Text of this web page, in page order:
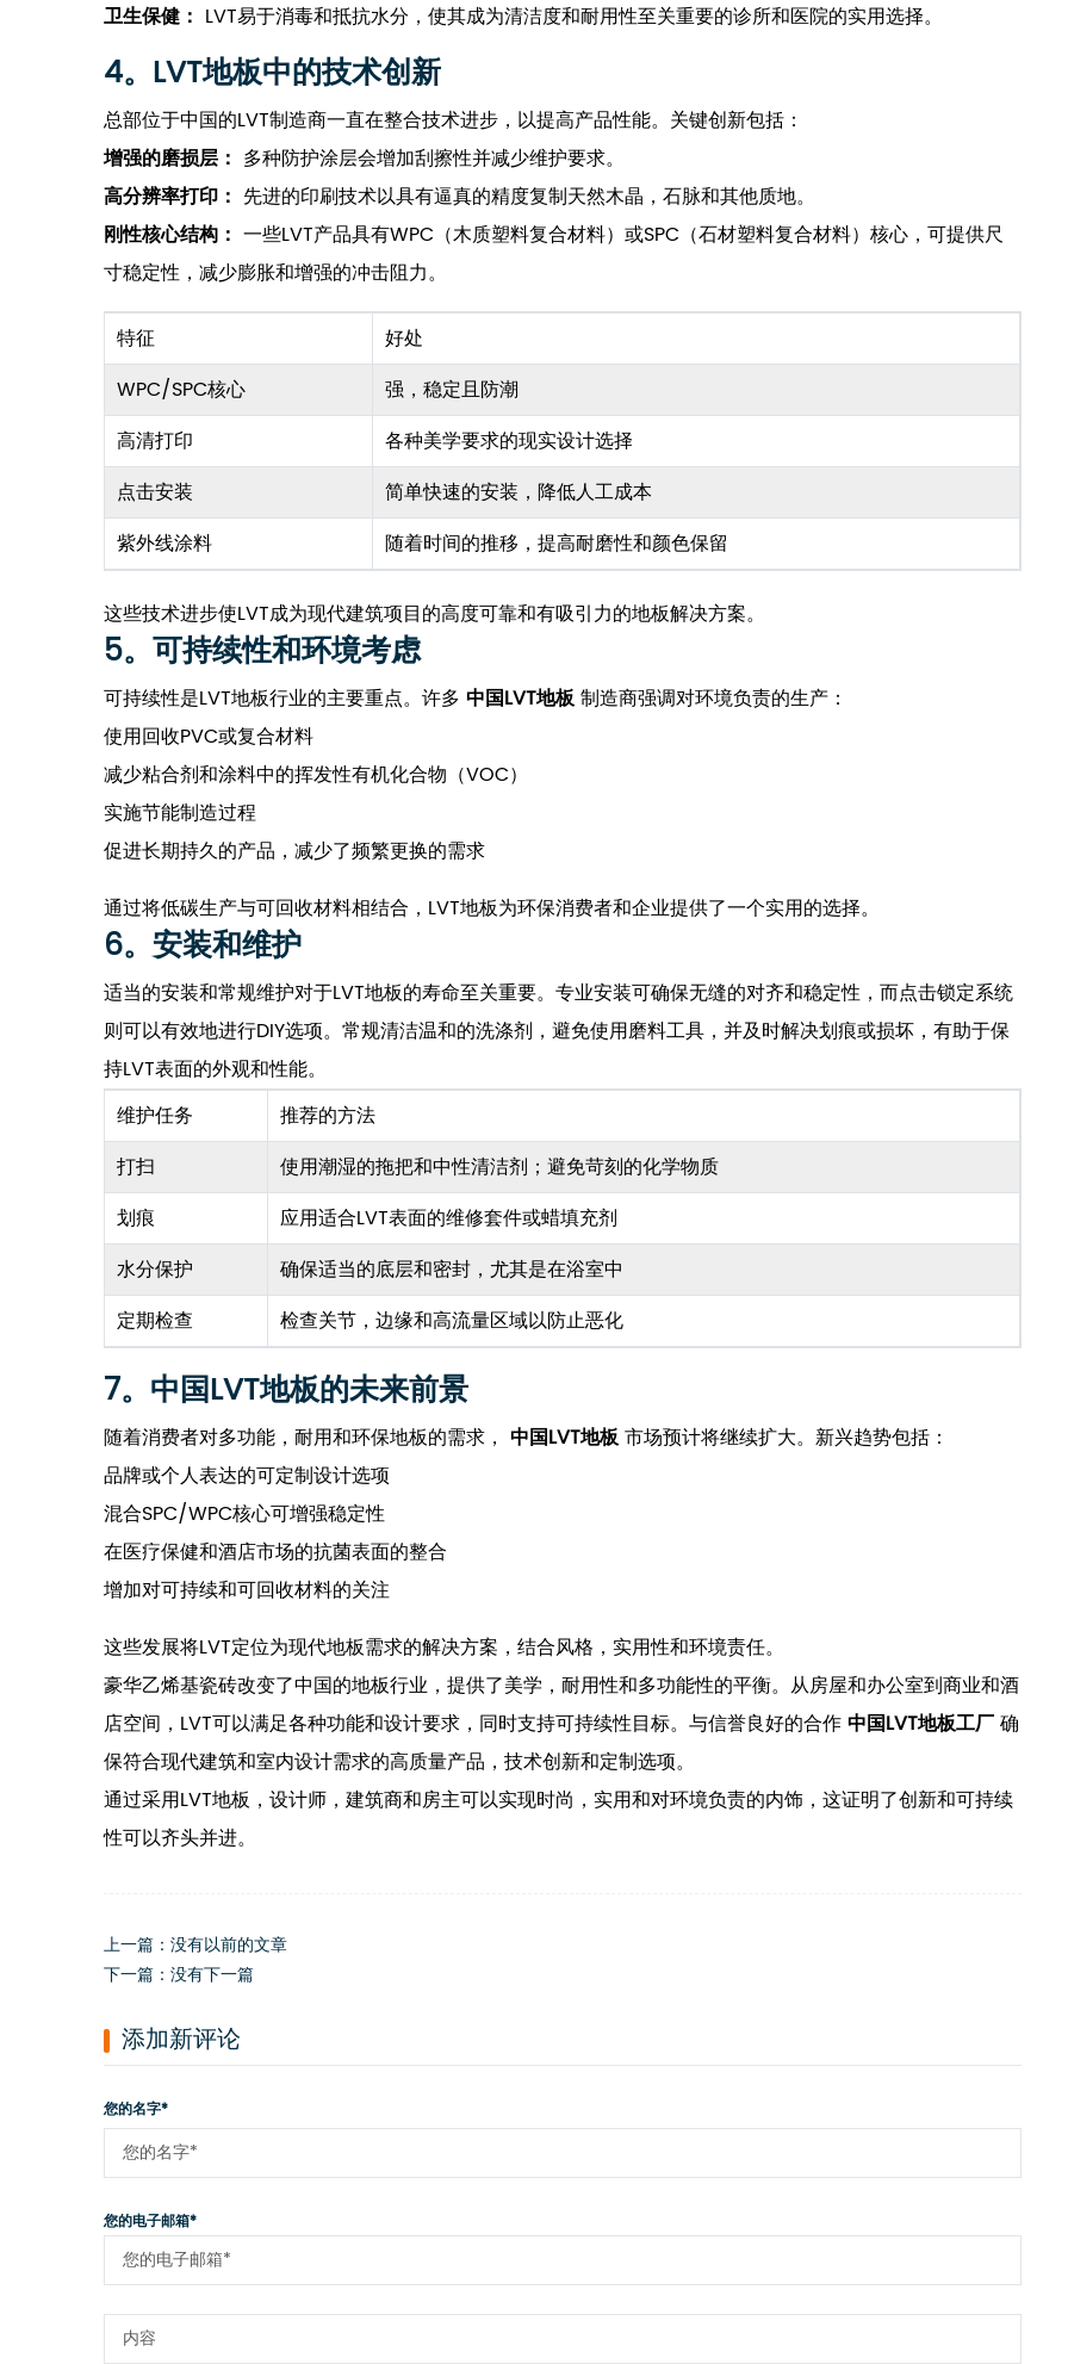
卫生保健： LVT易于消毒和抵抗水分，使其成为清洁度和耐用性至关重要的诊所和医院的实用选择。
4。LVT地板中的技术创新
总部位于中国的LVT制造商一直在整合技术进步，以提高产品性能。关键创新包括：
增强的磨损层： 多种防护涂层会增加刮擦性并减少维护要求。
高分辨率打印： 先进的印刷技术以具有逼真的精度复制天然木晶，石脉和其他质地。
刚性核心结构： 一些LVT产品具有WPC（木质塑料复合材料）或SPC（石材塑料复合材料）核心，可提供尺
寸稳定性，减少膨胀和增强的冲击阻力。
特征
好处
WPC/SPC核心
强，稳定且防潮
高清打印
各种美学要求的现实设计选择
点击安装
简单快速的安装，降低人工成本
紫外线涂料
随着时间的推移，提高耐磨性和颜色保留
这些技术进步使LVT成为现代建筑项目的高度可靠和有吸引力的地板解决方案。
5。可持续性和环境考虑
可持续性是LVT地板行业的主要重点。许多 中国LVT地板制造商强调对环境负责的生产：
使用回收PVC或复合材料
减少粘合剂和涂料中的挥发性有机化合物（VOC）
实施节能制造过程
促进长期持久的产品，减少了频繁更换的需求
通过将低碳生产与可回收材料相结合，LVT地板为环保消费者和企业提供了一个实用的选择。
6。安装和维护
适当的安装和常规维护对于LVT地板的寿命至关重要。专业安装可确保无缝的对齐和稳定性，而点击锁定系统
则可以有效地进行DIY选项。常规清洁温和的洗涤剂，避免使用磨料工具，并及时解决划痕或损坏，有助于保
持LVT表面的外观和性能。
维护任务
推荐的方法
打扫
使用潮湿的拖把和中性清洁剂；避免苛刻的化学物质
划痕
应用适合LVT表面的维修套件或蜡填充剂
水分保护
确保适当的底层和密封，尤其是在浴室中
定期检查
检查关节，边缘和高流量区域以防止恶化
7。中国LVT地板的未来前景
随着消费者对多功能，耐用和环保地板的需求， 中国LVT地板市场预计将继续扩大。新兴趋势包括：
品牌或个人表达的可定制设计选项
混合SPC/WPC核心可增强稳定性
在医疗保健和酒店市场的抗菌表面的整合
增加对可持续和可回收材料的关注
这些发展将LVT定位为现代地板需求的解决方案，结合风格，实用性和环境责任。
豪华乙烯基瓷砖改变了中国的地板行业，提供了美学，耐用性和多功能性的平衡。从房屋和办公室到商业和酒
店空间，LVT可以满足各种功能和设计要求，同时支持可持续性目标。与信誉良好的合作中国LVT地板工厂确
保符合现代建筑和室内设计需求的高质量产品，技术创新和定制选项。
通过采用LVT地板，设计师，建筑商和房主可以实现时尚，实用和对环境负责的内饰，这证明了创新和可持续
性可以齐头并进。
上一篇：没有以前的文章
下一篇：没有下一篇
添加新评论
您的名字*
您的电子邮箱*